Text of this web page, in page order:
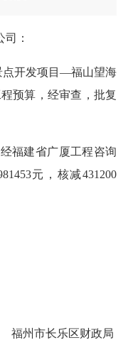
司 ：
开发项目 —福山望海
预算，经审查，批复
经福建省广厦工程咨询
元，核减431200
福州市长乐区财政局